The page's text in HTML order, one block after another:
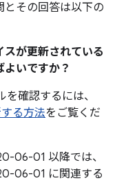
その回答は以下の
が更新されている
いですか？
確認するには、
る方法をご覧くだ
06-01 以降では、
06-01 に関連する